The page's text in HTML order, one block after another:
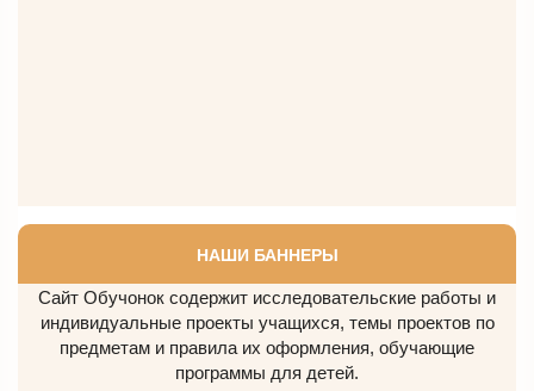
НАШИ БАННЕРЫ
Сайт Обучонок содержит исследовательские работы и
индивидуальные проекты учащихся, темы проектов по
предметам и правила их оформления, обучающие
программы для детей.